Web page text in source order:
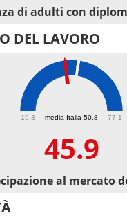
di adulti con
DEL LAVORO
media Italia 50.8
19.3 77.1
45.9
al mercato